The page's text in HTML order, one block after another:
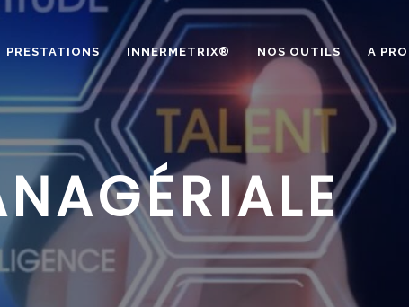
PRESTATIONS INNERMETRIX® NOS OUTILS A